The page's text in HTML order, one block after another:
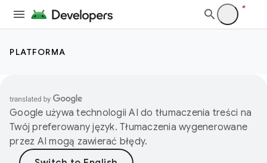
PLATFORMA
Google używa technologii AI do tłumaczenia treści na
Twój preferowany język. Tłumaczenia wygenerowane
przez AI mogą zawierać błędy.